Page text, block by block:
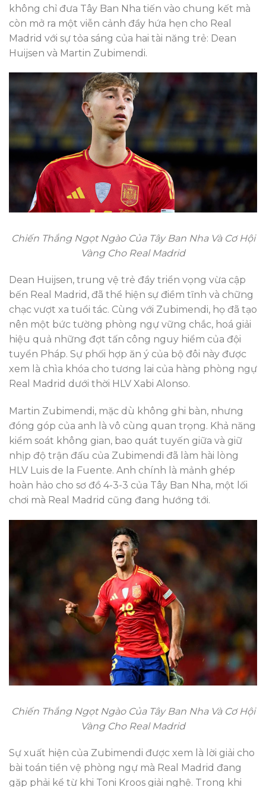
không chỉ đưa Tây Ban Nha tiến vào chung kết mà
còn mở ra một viễn cảnh đầy hứa hẹn cho Real
Madrid với sự tỏa sáng của hai tài năng trẻ: Dean
Huijsen và Martin Zubimendi.
Chiến Thắng Ngọt Ngào Của Tây Ban Nha Và Cơ Hội
Vàng Cho Real Madrid
Dean Huijsen, trung vệ trẻ đầy triển vọng vừa cập
bến Real Madrid, đã thể hiện sự điềm tĩnh và chững
chạc vượt xa tuổi tác. Cùng với Zubimendi, họ đã tạo
nên một bức tường phòng ngự vững chắc, hoá giải
hiệu quả những đợt tấn công nguy hiểm của đội
tuyển Pháp. Sự phối hợp ăn ý của bộ đôi này được
xem là chìa khóa cho tương lai của hàng phòng ngự
Real Madrid dưới thời HLV Xabi Alonso.
Martin Zubimendi, mặc dù không ghi bàn, nhưng
đóng góp của anh là vô cùng quan trọng. Khả năng
kiểm soát không gian, bao quát tuyến giữa và giữ
nhịp độ trận đấu của Zubimendi đã làm hài lòng
HLV Luis de la Fuente. Anh chính là mảnh ghép
hoàn hảo cho sơ đồ 4-3-3 của Tây Ban Nha, một lối
chơi mà Real Madrid cũng đang hướng tới.
Chiến Thắng Ngọt Ngào Của Tây Ban Nha Và Cơ Hội
Vàng Cho Real Madrid
Sự xuất hiện của Zubimendi được xem là lời giải cho
bài toán tiền vệ phòng ngự mà Real Madrid đang
gặp phải kể từ khi Toni Kroos giải nghệ. Trong khi